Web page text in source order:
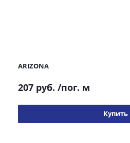
ARIZONA
207 руб. /пог. м
Купить